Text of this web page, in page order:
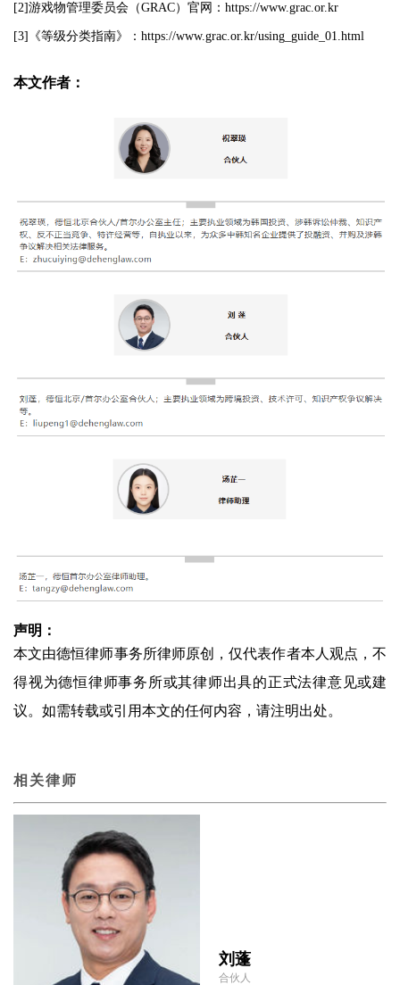
[2]游戏物管理委员会（GRAC）官网：https://www.grac.or.kr
[3]《等级分类指南》：https://www.grac.or.kr/using_guide_01.html
本文作者：
声明：
本文由德恒律师事务所律师原创，仅代表作者本人观点，不
得视为德恒律师事务所或其律师出具的正式法律意见或建
议。如需转载或引用本文的任何内容，请注明出处。
相关律师
刘蓬
合伙人